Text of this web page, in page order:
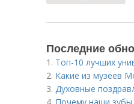
Последние
1. Топ-10 лучших
2. Какие из музеев
3. Духовные